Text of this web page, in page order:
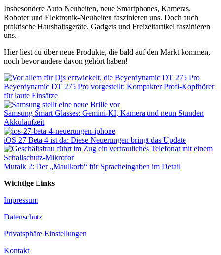
Insbesondere Auto Neuheiten, neue Smartphones, Kameras,
Roboter und Elektronik-Neuheiten faszinieren uns. Doch auch
praktische Haushaltsgeräte, Gadgets und Freizeitartikel faszinieren
uns.
Hier liest du über neue Produkte, die bald auf den Markt kommen,
noch bevor andere davon gehört haben!
Beyerdynamic DT 275 Pro vorgestellt: Kompakter Profi-Kopfhörer
für laute Einsätze
Samsung Smart Glasses: Gemini-KI, Kamera und neun Stunden
Akkulaufzeit
iOS 27 Beta 4 ist da: Diese Neuerungen bringt das Update
Mutalk 2: Der „Maulkorb“ für Spracheingaben im Detail
Wichtige Links
Impressum
Datenschutz
Privatsphäre Einstellungen
Kontakt